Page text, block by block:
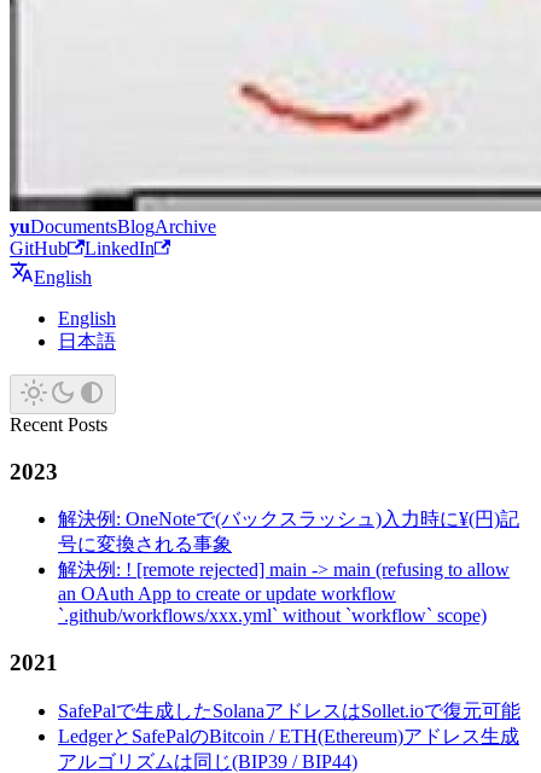
yuDocumentsBlogArchive
GitHub
LinkedIn
English
English
日本語
Recent Posts
2023
解決例: OneNoteで(バックスラッシュ)入力時に¥(円)記
号に変換される事象
解決例: ! [remote rejected] main -> main (refusing to allow
an OAuth App to create or update workflow
`.github/workflows/xxx.yml` without `workflow` scope)
2021
SafePalで生成したSolanaアドレスはSollet.ioで復元可能
LedgerとSafePalのBitcoin / ETH(Ethereum)アドレス生成
アルゴリズムは同じ(BIP39 / BIP44)